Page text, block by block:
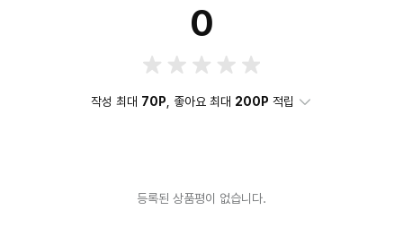
0
작성 최대 70P, 좋아요 최대 200P 적립
등록된 상품평이 없습니다.